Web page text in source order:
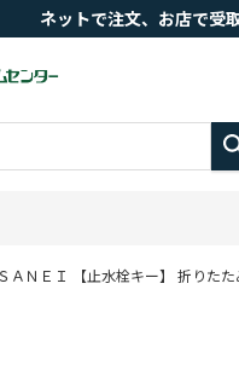
ネットで注文、お店で受
ＳＡＮＥＩ 【止水栓キー】 折りた